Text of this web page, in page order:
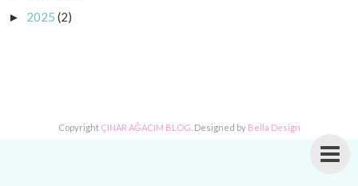
► 2025 (2)
Copyright ÇINAR AĞACIM BLOG . Designed by Bella Design